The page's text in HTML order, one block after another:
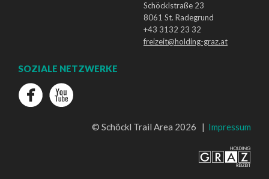
Schöcklstraße 23
8061 St. Radegrund
+43 3132 23 32
freizeit@holding-graz.at
SOZIALE NETZWERKE
© Schöckl Trail Area 2026 | Impressum